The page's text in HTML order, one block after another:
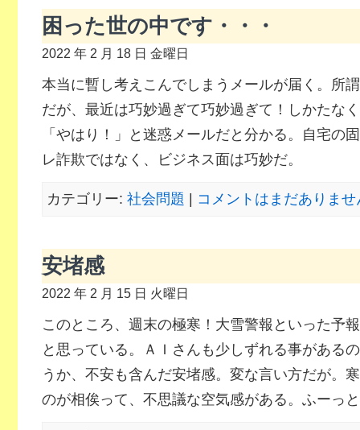
困った世の中です・・・
2022 年 2 月 18 日 金曜日
本当に暫し考えこんでしまうメールが届く。所
だが、最近は巧妙過ぎて巧妙過ぎて！しかたな
「やはり！」と迷惑メールだと分かる。自宅の
レ詐欺ではなく、ビジネス面は巧妙だ。
カテゴリー: 社会問題 コメントはまだありませ
安堵感
2022 年 2 月 15 日 火曜日
このところ、週末の極寒！大雪警報といった予
と思っている。ＡＩさんも少しずれる事がある
うか、不安も含んだ安堵感。変な言い方だが。
のが相俟って、不思議な空気感がある。ふーっ